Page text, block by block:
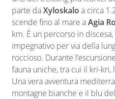
parte daXyloskalo a circa
scende fino al mare aAgia
km. È un percorso in
impegnativo per via della
roccioso. Durante
fauna uniche, tra cui il kri-kri,
Una vera avventura
montagne bianche e il blu del